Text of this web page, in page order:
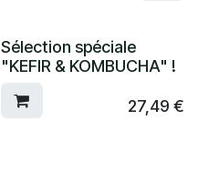
Sélection spéciale
"KEFIR & KOMBUCHA" !
27,49 €